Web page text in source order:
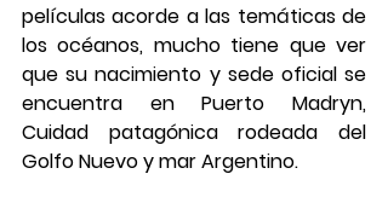
películas acorde a las temáticas de
los océanos, mucho tiene que ver
que su nacimiento y sede oficial se
encuentra en Puerto Madryn,
Cuidad patagónica rodeada del
Golfo Nuevo y mar Argentino.